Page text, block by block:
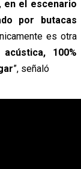
en el escenario
por butacas
es otra
100%
”, señaló